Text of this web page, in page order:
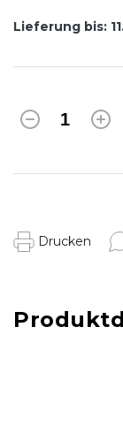
Lieferung bis:
Drucken